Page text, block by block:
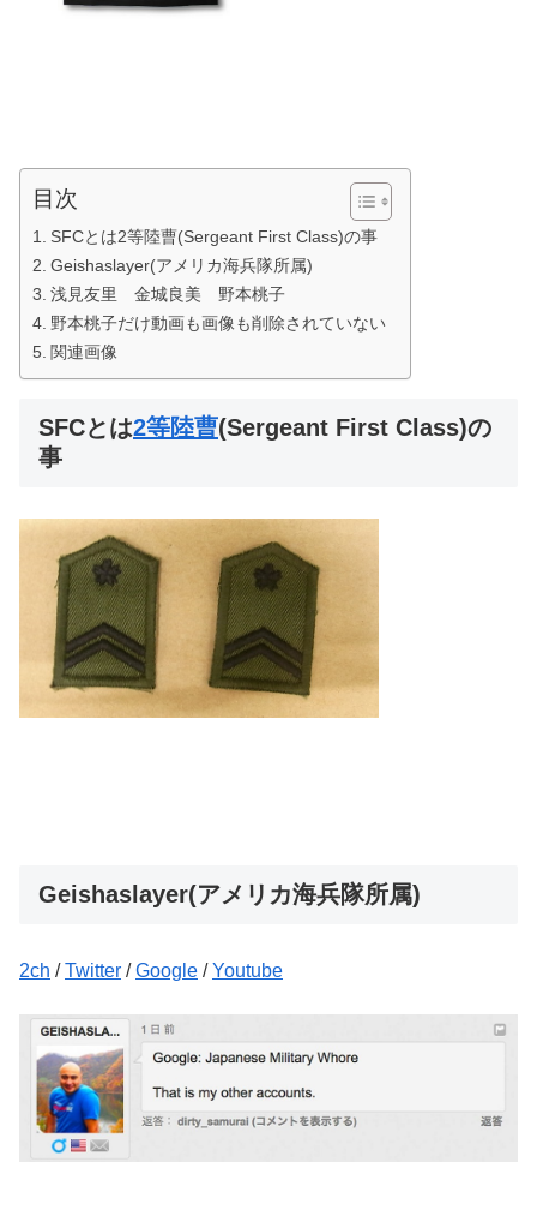
目次
SFCとは2等陸曹(Sergeant First Class)の事
Geishaslayer(アメリカ海兵隊所属)
浅見友里 金城良美 野本桃子
野本桃子だけ動画も画像も削除されていない
関連画像
SFCとは2等陸曹(Sergeant First Class)の
事
Geishaslayer(アメリカ海兵隊所属)
2ch /Twitter /Google /Youtube